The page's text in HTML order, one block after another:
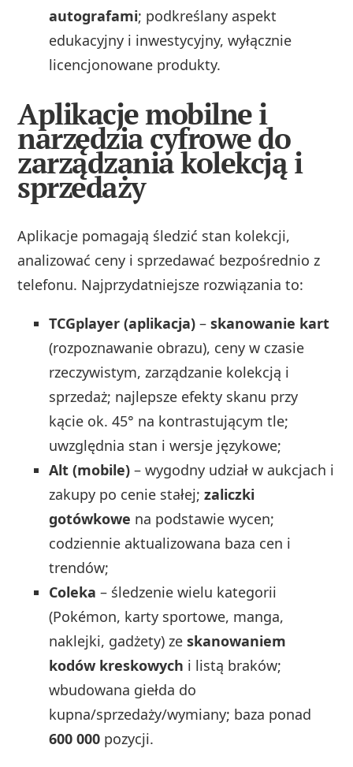
autografami; podkreślany aspekt
edukacyjny i inwestycyjny, wyłącznie
licencjonowane produkty.
Aplikacje mobilne i
narzędzia cyfrowe do
zarządzania kolekcją i
sprzedaży
Aplikacje pomagają śledzić stan kolekcji,
analizować ceny i sprzedawać bezpośrednio z
telefonu. Najprzydatniejsze rozwiązania to:
TCGplayer (aplikacja) –skanowanie kart
(rozpoznawanie obrazu), ceny w czasie
rzeczywistym, zarządzanie kolekcją i
sprzedaż; najlepsze efekty skanu przy
kącie ok. 45° na kontrastującym tle;
uwzględnia stan i wersje językowe;
Alt (mobile) – wygodny udział w aukcjach i
zakupy po cenie stałej;zaliczki
gotówkowe na podstawie wycen;
codziennie aktualizowana baza cen i
trendów;
Coleka – śledzenie wielu kategorii
(Pokémon, karty sportowe, manga,
naklejki, gadżety) zeskanowaniem
kodów kreskowych i listą braków;
wbudowana giełda do
kupna/sprzedaży/wymiany; baza ponad
600 000 pozycji.